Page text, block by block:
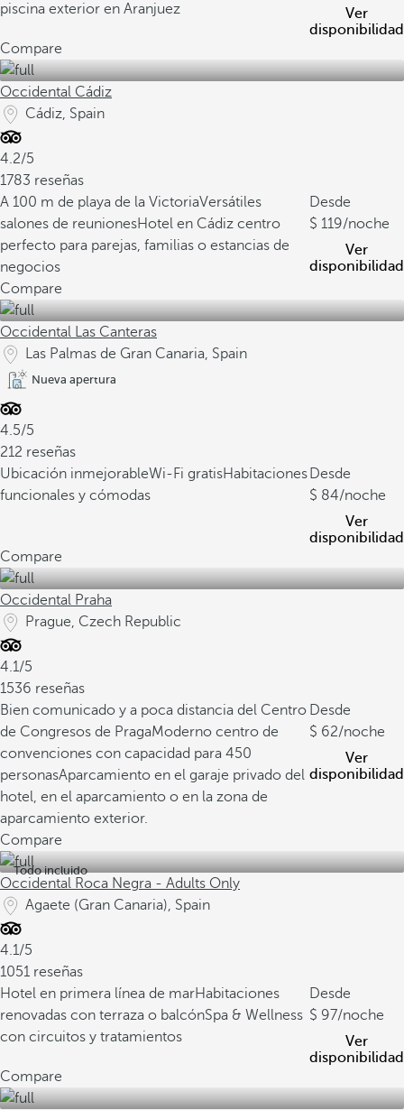
piscina exterior en Aranjuez
Ver
disponibilidad
Compare
Occidental Cádiz
Cádiz, Spain
4.2/5
1783 reseñas
A 100 m de playa de la VictoriaVersátiles
salones de reunionesHotel en Cádiz centro
perfecto para parejas, familias o estancias de
negocios
Desde
119/noche
Ver
disponibilidad
Compare
Occidental Las Canteras
Las Palmas de Gran Canaria, Spain
Nueva apertura
4.5/5
212 reseñas
Ubicación inmejorableWi-Fi gratisHabitaciones
funcionales y cómodas
Desde
84/noche
Ver
disponibilidad
Compare
Occidental Praha
Prague, Czech Republic
4.1/5
1536 reseñas
Bien comunicado y a poca distancia del Centro
de Congresos de PragaModerno centro de
convenciones con capacidad para 450
personasAparcamiento en el garaje privado del
hotel, en el aparcamiento o en la zona de
aparcamiento exterior.
Desde
62/noche
Ver
disponibilidad
Compare
Todo incluido
Occidental Roca Negra - Adults Only
Agaete (Gran Canaria), Spain
4.1/5
1051 reseñas
Hotel en primera línea de marHabitaciones
renovadas con terraza o balcónSpa & Wellness
con circuitos y tratamientos
Desde
97/noche
Ver
disponibilidad
Compare